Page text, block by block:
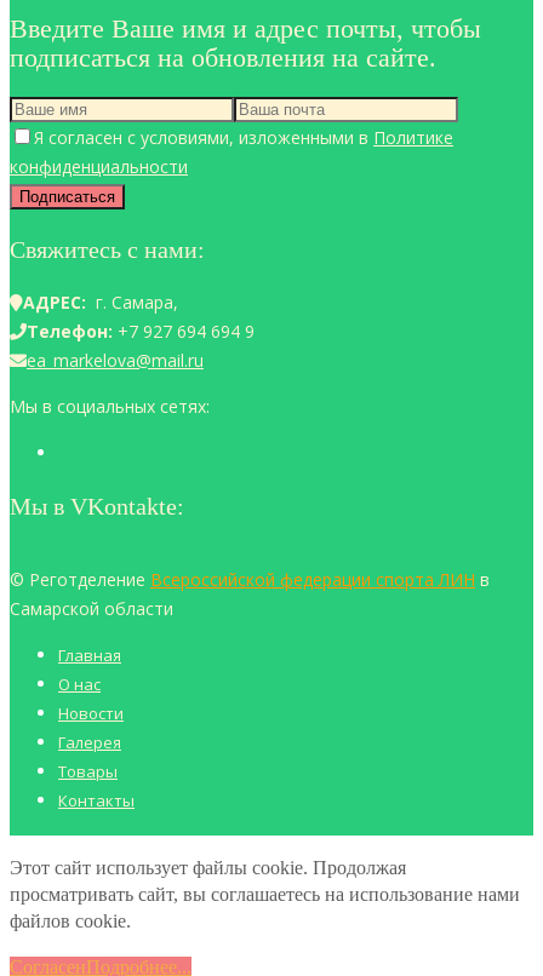
Введите Ваше имя и адрес почты, чтобы
подписаться на обновления на сайте.
Я согласен с условиями, изложенными в Политике
конфиденциальности
Свяжитесь с нами:
АДРЕС: г. Самара,
Телефон: +7 927 694 694 9
ea_markelova@mail.ru
Мы в социальных сетях:
Мы в VKontakte:
© Реготделение Всероссийской федерации спорта ЛИН в
Самарской области
Главная
О нас
Новости
Галерея
Товары
Контакты
Этот сайт использует файлы cookie. Продолжая
просматривать сайт, вы соглашаетесь на использование нами
файлов cookie.
СогласенПодробнее...